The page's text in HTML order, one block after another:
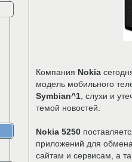
Компания Nokia
модель мобильного
Symbian^1 , слухи и
темой новостей.
Nokia 5250
приложений для
сайтам и сервисам, а